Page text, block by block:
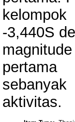
-3,440S
pertama
aktivitas.